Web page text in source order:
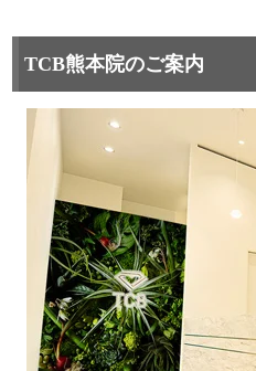
TCB熊本院のご案内